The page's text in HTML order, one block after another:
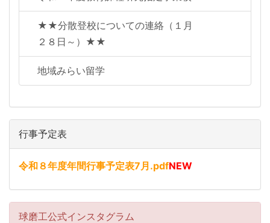
★★分散登校についての連絡（１月
２８日～）★★
地域みらい留学
行事予定表
令和８年度年間行事予定表7月.pdfNEW
球磨工公式インスタグラム